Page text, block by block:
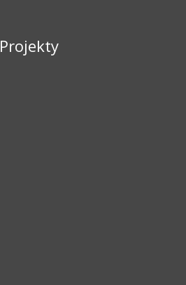
Projekty